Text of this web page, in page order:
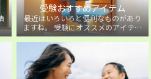
受験おすすめアイテム
最近はいろいろと便利なものがあり
ますね。 受験にオススメのアイテム
を紹介しています。